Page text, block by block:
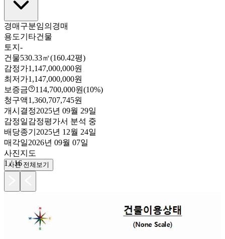
경매구분임의경매
용도기타건물
토지 -
건물530.33㎡(160.42평)
감정가1,147,000,000원
최저가1,147,000,000원
보증금
114,700,000원(10%)
청구액1,360,707,745원
개시결정2025년 09월 29일
감정일감정평가서 분석 중
배당종기 2025년 12월 24일
매각일2026년 09월 07일
사진지도
1 /16
사진 전체보기